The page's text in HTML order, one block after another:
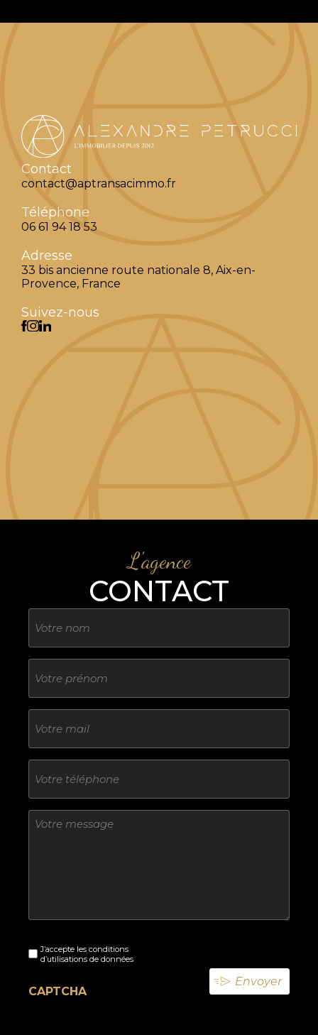
Contact
contact@aptransacimmo.fr
Téléphone
06 61 94 18 53
Adresse
33 bis ancienne route nationale 8, Aix-en-
Provence, France
Suivez-nous
L'agence
CONTACT
titre
mail
titre
titreJ’accepte les conditions
d’utilisations de données
CAPTCHA